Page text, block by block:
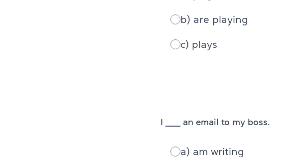
b) are playing
c) plays
I ______ an email to my boss.
a) am writing